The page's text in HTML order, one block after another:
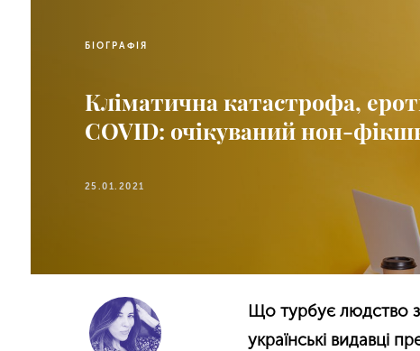
БІОГРАФІЯ
Кліматична катастрофа,
COVID: очікуваний нон-
25.01.2021
Що турбує людство
українські видавці